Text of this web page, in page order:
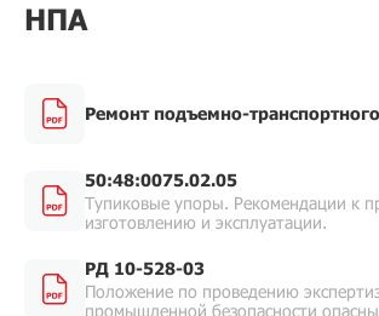
НПА
Ремонт подъемно-
50:48:0075.02.05
Тупиковые упоры. Рекомендации к
изготовлению и эксплуатации.
РД 10-528-03
Положение по проведению
промышленной безопасности